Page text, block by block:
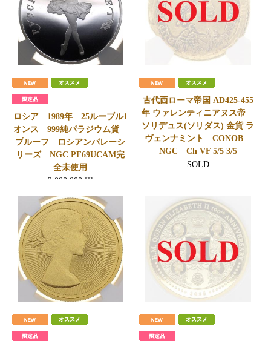
ロシア 1989年 25ルーブル1
オンス 999純パラジウム貨
プルーフ ロシアンバレーシ
リーズ NGC PF69UCAM完
全未使用
2,000,000 円
会員価格
1,970,000円
古代西ローマ帝国 AD425-455
年 ウァレンティニアヌス帝
ソリデュス(ソリダス) 金貨 ラ
ヴェンナミント CONOB
NGC Ch VF 5/5 3/5
SOLD